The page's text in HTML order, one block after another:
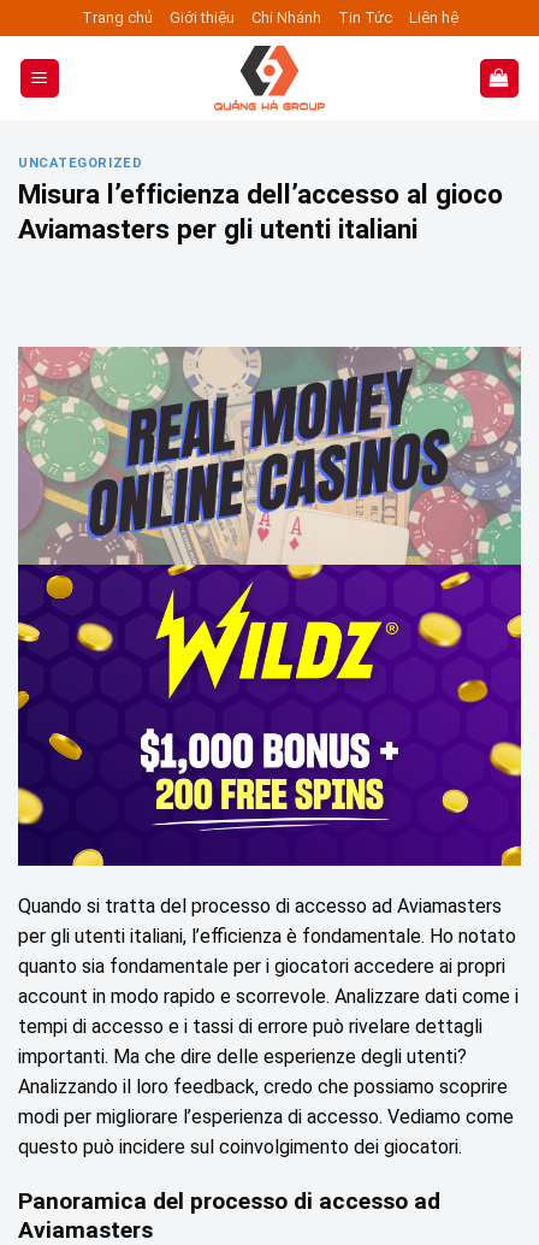
to
content
Trang chủ Giới thiệu Chi Nhánh Tin Tức Liên hệ
UNCATEGORIZED
Misura l’efficienza dell’accesso al gioco
Aviamasters per gli utenti italiani
Quando si tratta del processo di accesso ad Aviamasters
per gli utenti italiani, l’efficienza è fondamentale. Ho notato
quanto sia fondamentale per i giocatori accedere ai propri
account in modo rapido e scorrevole. Analizzare dati come i
tempi di accesso e i tassi di errore può rivelare dettagli
importanti. Ma che dire delle esperienze degli utenti?
Analizzando il loro feedback, credo che possiamo scoprire
modi per migliorare l’esperienza di accesso. Vediamo come
questo può incidere sul coinvolgimento dei giocatori.
Panoramica del processo di accesso ad
Aviamasters